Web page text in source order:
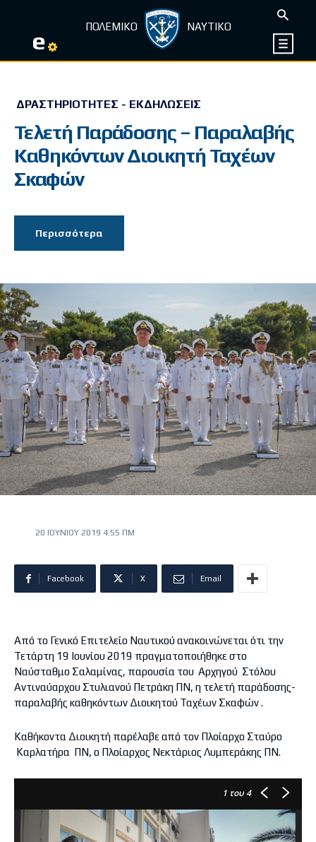
e ΠΟΛΕΜΙΚΟ ΝΑΥΤΙΚΟ
ΔΡΑΣΤΗΡΙΌΤΗΤΕΣ - ΕΚΔΗΛΏΣΕΙΣ
Τελετή Παράδοσης – Παραλαβής
Καθηκόντων Διοικητή Ταχέων
Σκαφών
Περισσότερα
20 ΙΟΥΝΊΟΥ 2019 4:55 ΠΜ
Facebook X Email
Από το Γενικό Επιτελείο Ναυτικού ανακοινώνεται ότι την
Τετάρτη 19 Ιουνίου 2019 πραγματοποιήθηκε στο
Ναύσταθμο Σαλαμίνας, παρουσία του Αρχηγού Στόλου
Αντιναύαρχου Στυλιανού Πετράκη ΠΝ, η τελετή παράδοσης-
παραλαβής καθηκόντων Διοικητού Ταχέων Σκαφών .
Καθήκοντα Διοικητή παρέλαβε από τον Πλοίαρχο Σταύρο
Καρλατήρα ΠΝ, ο Πλοίαρχος Νεκτάριος Λυμπεράκης ΠΝ.
1 του 4